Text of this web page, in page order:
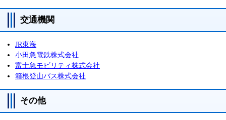
交通機関
JR東海
小田急電鉄株式会社
富士急モビリティ株式会社
箱根登山バス株式会社
その他